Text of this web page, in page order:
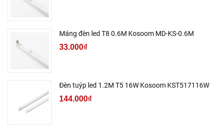
Máng đèn led T8 0.6M Kosoom MD-KS-0.6M
33.000₫
Đèn tuýp led 1.2M T5 16W Kosoom KST517116W
144.000₫